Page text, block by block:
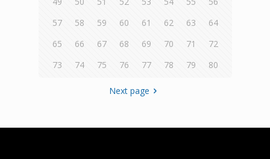
57
58 59 60 61 62 63
64
65
66 67 68 69 70 71
72
73
74 75 76 77 78 79 80
Next page